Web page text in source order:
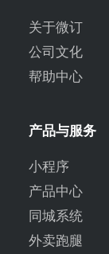
关于微订
公司文化
帮助中心
产品与服务
小程序
产品中心
同城系统
外卖跑腿